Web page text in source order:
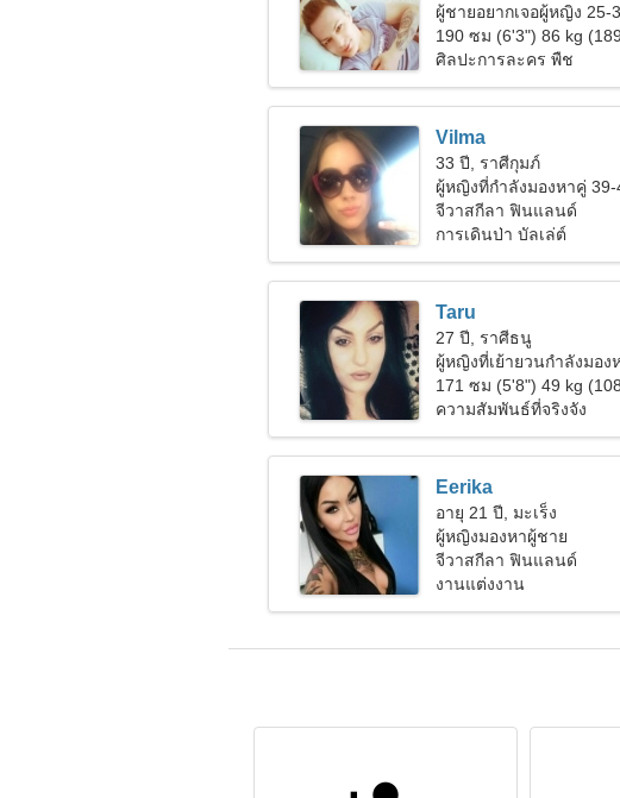
ผู้ชายอยากเจอผู้หญิง 25-
190 ซม (6'3") 86 kg
ศิลปะการละคร พืช
Vilma
33 ปี, ราศีกุมภ์
ผู้หญิงที่กำลังมองหาคู่ 39-
จีวาสกีลา ฟินแลนด์
การเดินป่า บัลเล่ต์
Taru
27 ปี, ราศีธนู
ผู้หญิงที่เย้ายวนกำลังมอ
จริง
171 ซม (5'8") 49 kg
ความสัมพันธ์ที่จริงจัง
Eerika
อายุ 21 ปี, มะเร็ง
ผู้หญิงมองหาผู้ชาย
จีวาสกีลา ฟินแลนด์
งานแต่งงาน